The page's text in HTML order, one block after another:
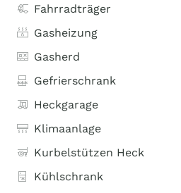
Fahrradträger
Gasheizung
Gasherd
Gefrierschrank
Heckgarage
Klimaanlage
Kurbelstützen Heck
Kühlschrank